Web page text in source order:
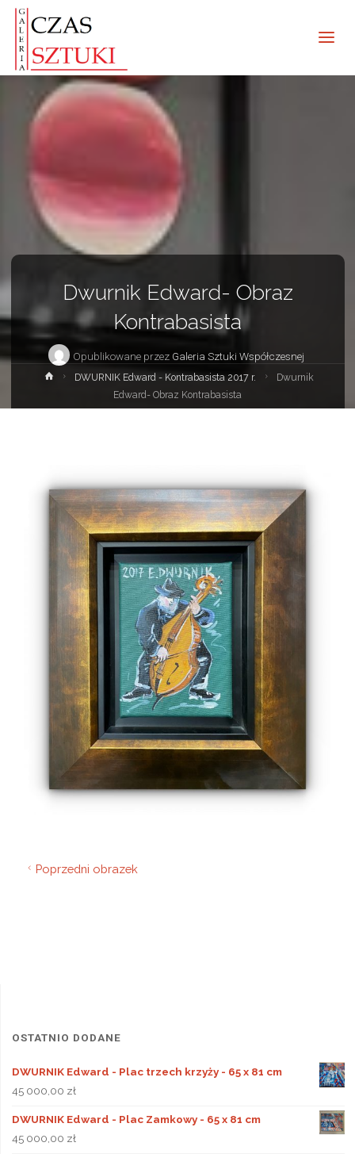
Dwurnik Edward- Obraz
Kontrabasista
Opublikowane przez Galeria Sztuki Współczesnej
StronaDWURNIK Edward - Kontrabasista 2017 r.
Dwurnik
Edward- Obraz Kontrabasista
Poprzedni obrazek
OSTATNIO DODANE
DWURNIK Edward - Plac trzech krzyży - 65 x 81 cm
45 000,00 zł
DWURNIK Edward - Plac Zamkowy - 65 x 81 cm
45 000,00 zł